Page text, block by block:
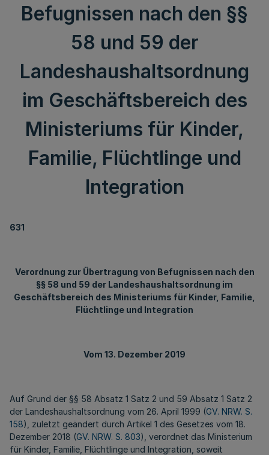
Befugnissen nach den §§
58 und 59 der
Landeshaushaltsordnung
im Geschäftsbereich des
Ministeriums für Kinder,
Familie, Flüchtlinge und
Integration
631
Verordnung zur Übertragung von Befugnissen nach den
§§ 58 und 59 der Landeshaushaltsordnung im
Geschäftsbereich des Ministeriums für Kinder, Familie,
Flüchtlinge und Integration
Vom 13. Dezember 2019
Auf Grund der §§ 58 Absatz 1 Satz 2 und 59 Absatz 1 Satz 2
der Landeshaushaltsordnung vom 26. April 1999 (GV. NRW. S.
158), zuletzt geändert durch Artikel 1 des Gesetzes vom 18.
Dezember 2018 (GV. NRW. S. 803), verordnet das Ministerium
für Kinder, Familie, Flüchtlinge und Integration, soweit